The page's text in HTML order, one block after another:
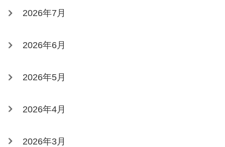
2026年7月
2026年6月
2026年5月
2026年4月
2026年3月